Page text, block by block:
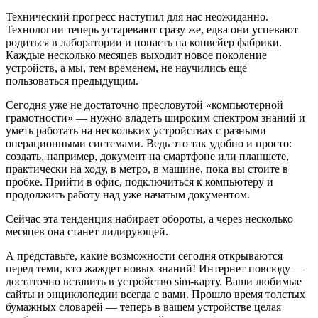
Технический прогресс наступил для нас неожиданно.
Технологии теперь устаревают сразу же, едва они успевают
родиться в лаборатории и попасть на конвейер фабрики.
Каждые несколько месяцев выходит новое поколение
устройств, а мы, тем временем, не научились еще
пользоваться предыдущим.
Сегодня уже не достаточно пресловутой «компьютерной
грамотности» — нужно владеть широким спектром знаний и
уметь работать на нескольких устройствах с разными
операционными системами. Ведь это так удобно и просто:
создать, например, документ на смартфоне или планшете,
практически на ходу, в метро, в машине, пока вы стоите в
пробке. Прийти в офис, подключиться к компьютеру и
продолжить работу над уже начатым документом.
Сейчас эта тенденция набирает обороты, а через несколько
месяцев она станет лидирующей.
А представьте, какие возможности сегодня открываются
перед теми, кто жаждет новых знаний! Интернет повсюду —
достаточно вставить в устройство sim-карту. Ваши любимые
сайты и энциклопедии всегда с вами. Прошло время толстых
бумажных словарей — теперь в вашем устройстве целая